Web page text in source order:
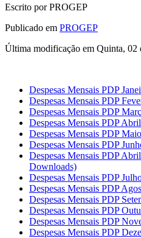
Escrito por PROGEP
Publicado em PROGEP
Última modificação em Quinta, 02
Despesas Mensais PDP
Despesas Mensais PDP
Despesas Mensais PDP
Despesas Mensais PDP
Despesas Mensais PDP
Despesas Mensais PDP
Despesas Mensais PDP
Downloads)
Despesas Mensais PDP
Despesas Mensais PDP
Despesas Mensais PDP
Despesas Mensais PDP
Despesas Mensais PDP
Despesas Mensais PDP